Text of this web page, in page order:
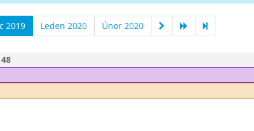
2019 Leden 2020 Únor 2020